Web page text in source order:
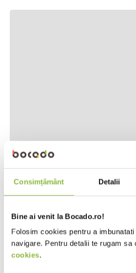
Consimțământ Detalii
Bine ai venit la Bocado.ro!
Folosim cookies pentru a
navigare. Pentru detalii te rugam sa
cookies.